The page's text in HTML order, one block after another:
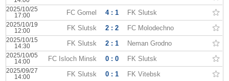
2025/10/25
17:00
FC Gomel 4 : 1 FK Slutsk
2025/10/19
12:00
FK Slutsk 2 : 2 FC Molodechno
2025/10/15
14:30
FK Slutsk 2 : 1 Neman Grodno
2025/10/05
14:00
FC Isloch Minsk 0 : 0 FK Slutsk
2025/09/27
14:00
FK Slutsk 0 : 1 FK Vitebsk